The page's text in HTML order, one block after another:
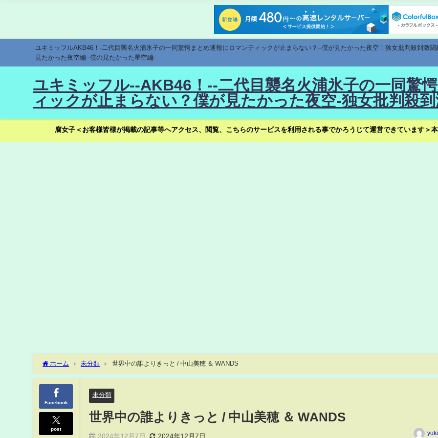
ユキミッフルAKB46！-二代目襲名火浦氷子の一同驚愕まとめ速報にロマンティックが止まらない？--僕が見たかった夜空！独女批判殺到激
見たかった夜空編--僕の見たかった星空編-
ユキミッフル--AKB46！--二代目襲名火浦氷子の一同驚
ィックが止まらない？僕が見たかった夜空-独女批判殺
腐女子＜お客様皆様が掲載の記事等へアクセス、閲覧、こちらのサービスを利用される事でかろうじて運営できています＞
ホーム 未分類 世界中の誰よりきっと / 中山美穂 ＆ WANDS
Facebook
post
未分類
世界中の誰よりきっと / 中山美穂 ＆ WANDS
2024年12月7日 2024年12月7日